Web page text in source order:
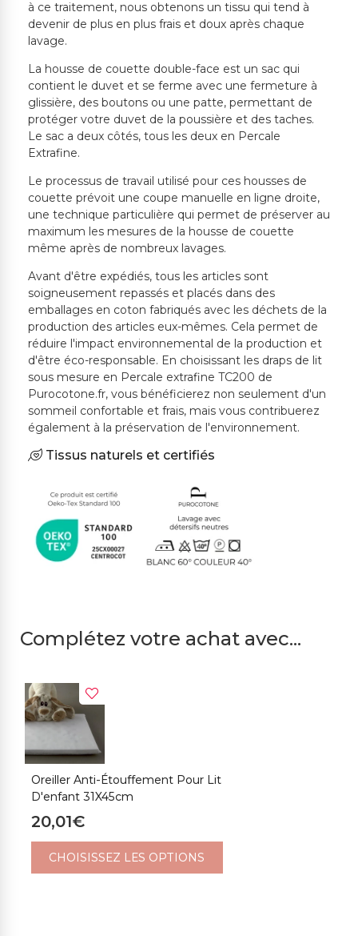
à ce traitement, nous obtenons un tissu qui tend à
devenir de plus en plus frais et doux après chaque
lavage.
La housse de couette double-face est un sac qui
contient le duvet et se ferme avec une fermeture à
glissière, des boutons ou une patte, permettant de
protéger votre duvet de la poussière et des taches.
Le sac a deux côtés, tous les deux en Percale
Extrafine.
Le processus de travail utilisé pour ces housses de
couette prévoit une coupe manuelle en ligne droite,
une technique particulière qui permet de préserver au
maximum les mesures de la housse de couette
même après de nombreux lavages.
Avant d'être expédiés, tous les articles sont
soigneusement repassés et placés dans des
emballages en coton fabriqués avec les déchets de la
production des articles eux-mêmes. Cela permet de
réduire l'impact environnemental de la production et
d'être éco-responsable. En choisissant les draps de lit
sous mesure en Percale extrafine TC200 de
Purocotone.fr, vous bénéficierez non seulement d'un
sommeil confortable et frais, mais vous contribuerez
également à la préservation de l'environnement.
Tissus naturels et certifiés
Complétez votre achat avec...
Oreiller Anti-Étouffement Pour Lit
D'enfant 31X45cm
20,01€
CHOISISSEZ LES OPTIONS